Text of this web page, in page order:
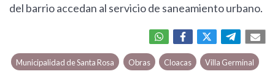
del barrio accedan al servicio de saneamiento urbano.
Municipalidad de Santa Rosa Obras Cloacas Villa Germinal